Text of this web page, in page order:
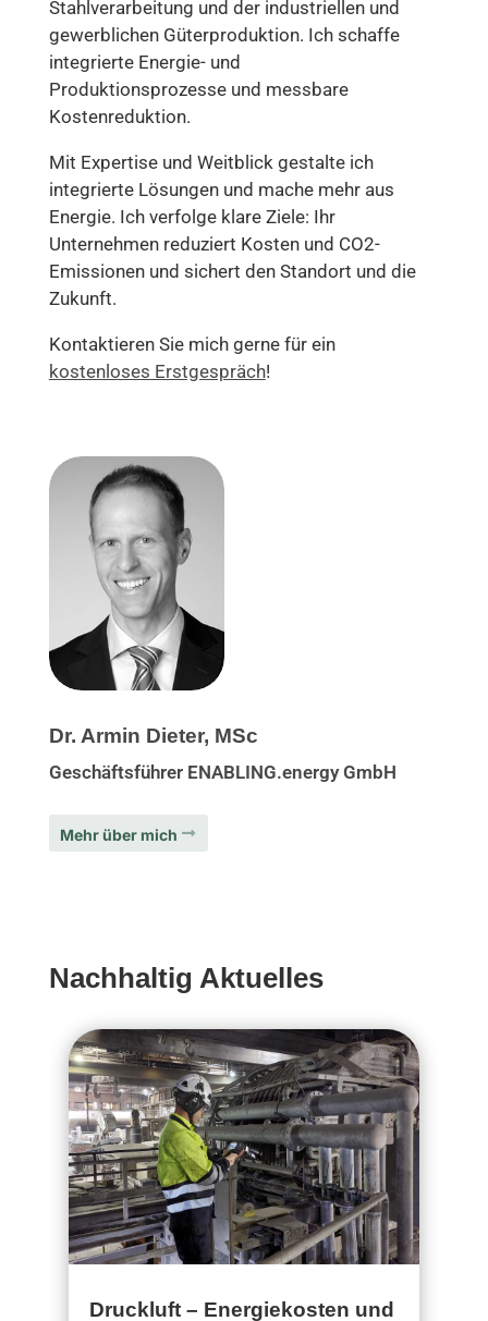
Stahlverarbeitung und der industriellen und
gewerblichen Güterproduktion. Ich schaffe
integrierte Energie- und
Produktionsprozesse und messbare
Kostenreduktion.
Mit Expertise und Weitblick gestalte ich
integrierte Lösungen und mache mehr aus
Energie. Ich verfolge klare Ziele: Ihr
Unternehmen reduziert Kosten und CO2-
Emissionen und sichert den Standort und die
Zukunft.
Kontaktieren Sie mich gerne für ein
kostenloses Erstgespräch!
Dr. Armin Dieter, MSc
Geschäftsführer ENABLING.energy GmbH
Mehr über mich
Nachhaltig Aktuelles
Druckluft – Energiekosten und